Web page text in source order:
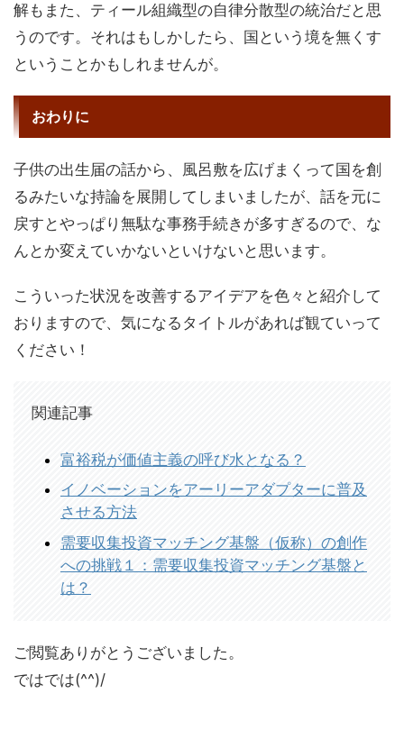
解もまた、ティール組織型の自律分散型の統治だと思
うのです。それはもしかしたら、国という境を無くす
ということかもしれませんが。
おわりに
子供の出生届の話から、風呂敷を広げまくって国を創
るみたいな持論を展開してしまいましたが、話を元に
戻すとやっぱり無駄な事務手続きが多すぎるので、な
んとか変えていかないといけないと思います。
こういった状況を改善するアイデアを色々と紹介して
おりますので、気になるタイトルがあれば観ていって
ください！
関連記事
富裕税が価値主義の呼び水となる？
イノベーションをアーリーアダプターに普及
させる方法
需要収集投資マッチング基盤（仮称）の創作
への挑戦１：需要収集投資マッチング基盤と
は？
ご閲覧ありがとうございました。
ではでは(^^)/